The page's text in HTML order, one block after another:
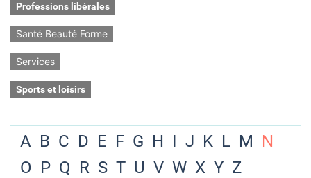
Professions libérales
Santé Beauté Forme
Services
Sports et loisirs
A B C D E F G H I J K L M N
O P Q R S T U V W X Y Z